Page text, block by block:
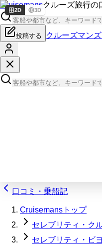
Cruisemansクルーズ旅行の
投稿する クルーズマン
口コミ・乗船記
Cruisemansトップ
セレブリティ・ク
セレブリティ・ビ
2D 3D